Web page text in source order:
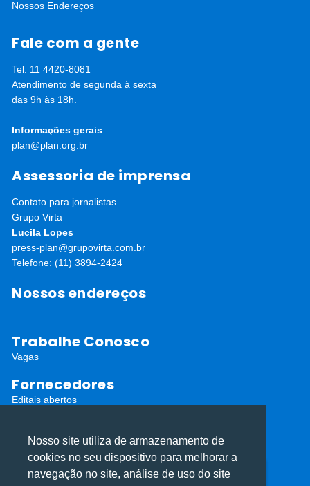
Utilizamos cookies para oferecer melhor
Utilizamos cookies para oferecer melhor
Nossos Endereços
Fale com a gente
Tel: 11 4420-8081
Atendimento de segunda à sexta
das 9h às 18h.
Informações gerais
plan@plan.org.br
Assessoria de imprensa
Contato para jornalistas
Grupo Virta
Lucila Lopes
press-plan@grupovirta.com.br
Telefone: (11) 3894-2424
Nossos endereços
Trabalhe Conosco
Vagas
Fornecedores
Editais abertos
Redes Sociais
Nosso site utiliza de armazenamento de
cookies no seu dispositivo para melhorar a
navegação no site, análise de uso do site